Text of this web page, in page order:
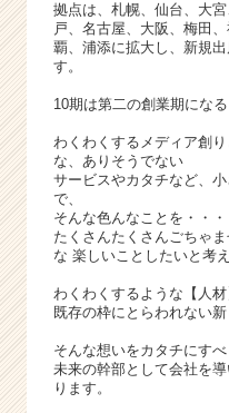
ャ
リ
h
e
e
r
r
e
r）
拠点は、札幌、仙台、大
戸、名古屋、大阪、梅田
覇、浦添に拡大し、新規
す。
10期は第二の創業期にな
わくわくするメディア創
な、ありそうでない
サービスやカタチなど、
で、
そんな色んなことを・・・
たくさんたくさんごちゃ
な 楽しいことしたいと考
わくわくするような【人
既存の枠にとらわれない
そんな想いをカタチにす
未来の幹部として会社を
ります。